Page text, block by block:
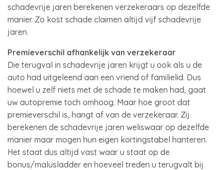
schadevrije jaren berekenen verzekeraars op dezelfde
manier. Zo kost schade claimen altijd vijf schadevrije
jaren.
Premieverschil afhankelijk van verzekeraar
Die terugval in schadevrije jaren krijgt u ook als u de
auto had uitgeleend aan een vriend of familielid. Dus
hoewel u zelf niets met de schade te maken had, gaat
uw autopremie toch omhoog. Maar hoe groot dat
premieverschil is, hangt af van de verzekeraar. Zij
berekenen de schadevrije jaren weliswaar op dezelfde
manier maar mogen hun eigen kortingstabel hanteren.
Het staat dus altijd vast waar u staat op de
bonus/malusladder en hoeveel treden u terugvalt bij